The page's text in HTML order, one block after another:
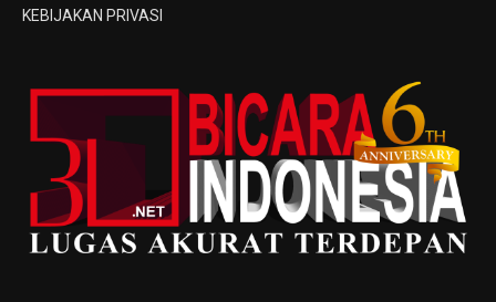
KEBIJAKAN PRIVASI